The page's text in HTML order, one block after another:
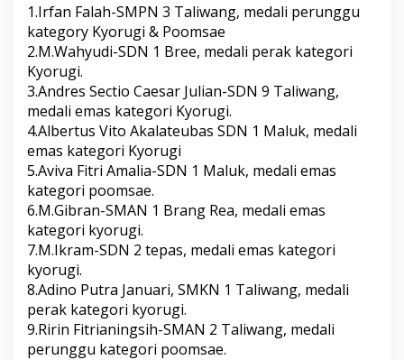
1.Irfan Falah-SMPN 3 Taliwang, medali perunggu
kategory Kyorugi & Poomsae
2.M.Wahyudi-SDN 1 Bree, medali perak kategori
Kyorugi.
3.Andres Sectio Caesar Julian-SDN 9 Taliwang,
medali emas kategori Kyorugi.
4.Albertus Vito Akalateubas SDN 1 Maluk, medali
emas kategori Kyorugi
5.Aviva Fitri Amalia-SDN 1 Maluk, medali emas
kategori poomsae.
6.M.Gibran-SMAN 1 Brang Rea, medali emas
kategori kyorugi.
7.M.Ikram-SDN 2 tepas, medali emas kategori
kyorugi.
8.Adino Putra Januari, SMKN 1 Taliwang, medali
perak kategori kyorugi.
9.Ririn Fitrianingsih-SMAN 2 Taliwang, medali
perunggu kategori poomsae.